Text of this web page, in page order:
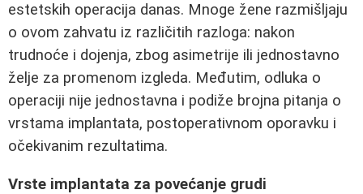
estetskih operacija danas. Mnoge žene razmišljaju
o ovom zahvatu iz različitih razloga: nakon
trudnoće i dojenja, zbog asimetrije ili jednostavno
želje za promenom izgleda. Međutim, odluka o
operaciji nije jednostavna i podiže brojna pitanja o
vrstama implantata, postoperativnom oporavku i
očekivanim rezultatima.
Vrste implantata za povećanje grudi